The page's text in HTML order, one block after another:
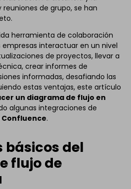
de grupo, se han
herramienta de colaboración
interactuar en un nivel
de proyectos, llevar a
crear informes de
informadas, desafiando las
estas ventajas, este artículo
un diagrama de flujo en
algunas integraciones de
.
básicos del
flujo de